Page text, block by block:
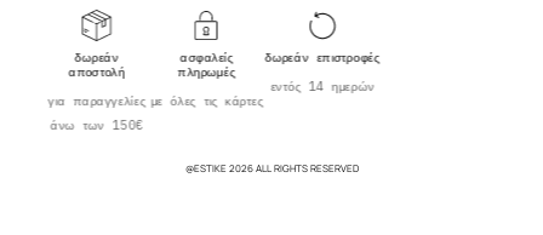
δωρεάν
αποστολή
για παραγγελίες
άνω των 150€
ασφαλείς
πληρωμές
με όλες τις κάρτες
δωρεάν επιστροφές
εντός 14 ημερών
@ESTIKE 2026 ALL RIGHTS RESERVED